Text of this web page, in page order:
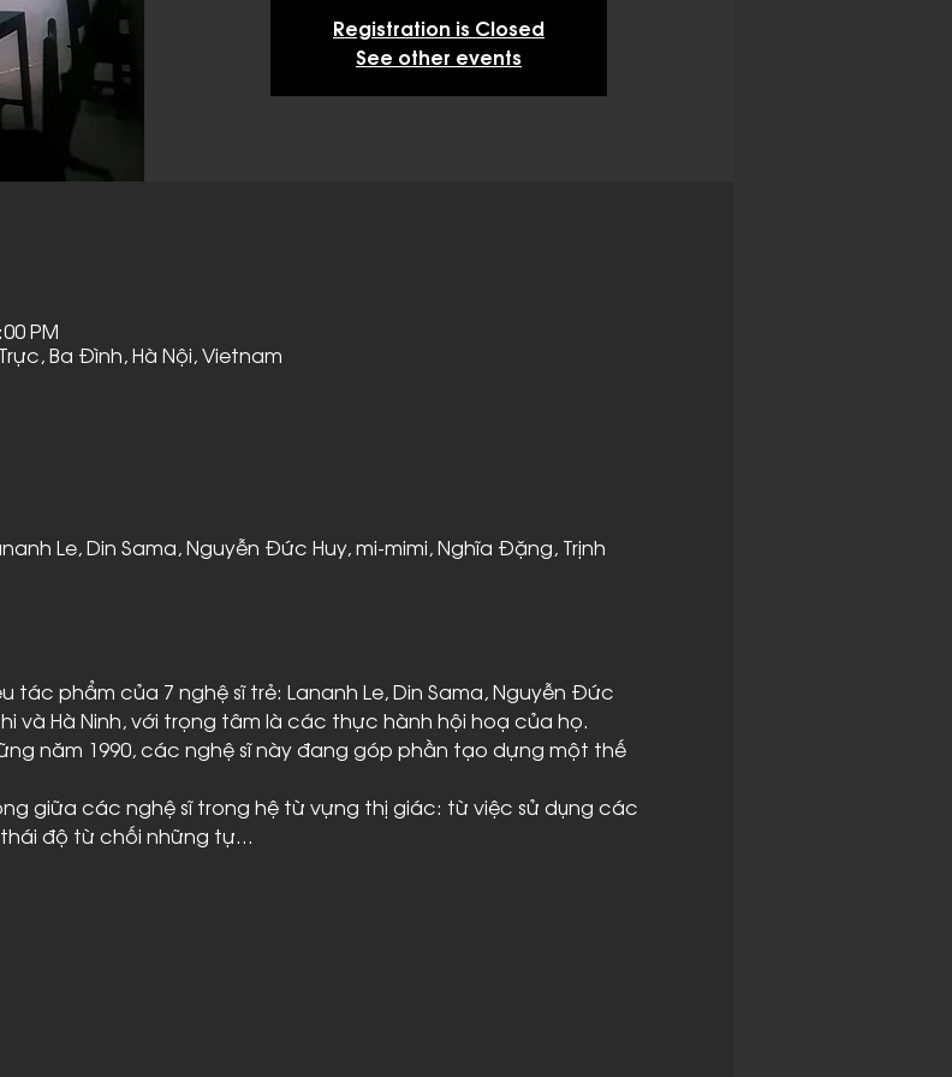
Registration is Closed
See other events
PM
Ba Đình, Hà Nội, Vietnam
Le, Din Sama, Nguyễn Đức Huy, mi-mimi, Nghĩa Đặng, Trịnh
tác phẩm của 7 nghệ sĩ trẻ: Lananh Le, Din Sama, Nguyễn Đức
và Hà Ninh, với trọng tâm là các thực hành hội hoạ của họ.
năm 1990, các nghệ sĩ này đang góp phần tạo dựng một thế
giữa các nghệ sĩ trong hệ từ vựng thị giác: từ việc sử dụng các
độ từ chối những tự…